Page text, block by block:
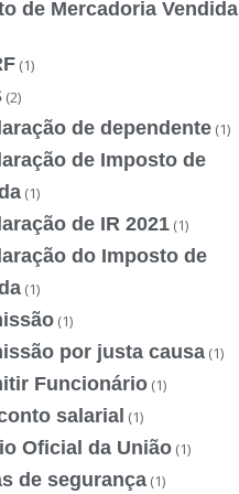
de Mercadoria Vendida
(1)
(2)
de dependente (1)
de Imposto de
(1)
de IR 2021 (1)
do Imposto de
(1)
(1)
por justa causa (1)
Funcionário (1)
salarial (1)
Oficial da União (1)
de segurança (1)